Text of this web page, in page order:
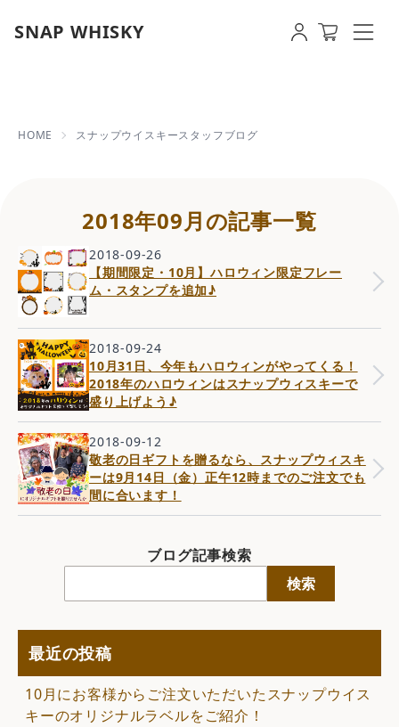
SNAP WHISKY2018年09月の記事一覧 | 【即日発送
HOME スナップウイスキースタッフブログ
2018年09月の記事一覧
2018-09-26
【期間限定・10月】ハロウィン限定フレー
ム・スタンプを追加♪
2018-09-24
10月31日、今年もハロウィンがやってくる！
2018年のハロウィンはスナップウィスキーで
盛り上げよう♪
2018-09-12
敬老の日ギフトを贈るなら、スナップウィスキ
ーは9月14日（金）正午12時までのご注文でも
間に合います！
ブログ記事検索
検索
最近の投稿
10月にお客様からご注文いただいたスナップウイス
キーのオリジナルラベルをご紹介！